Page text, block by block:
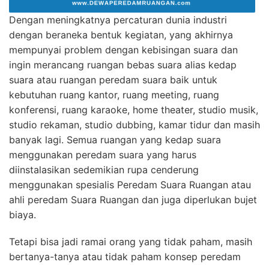
Dengan meningkatnya percaturan dunia industri
dengan beraneka bentuk kegiatan, yang akhirnya
mempunyai problem dengan kebisingan suara dan
ingin merancang ruangan bebas suara alias kedap
suara atau ruangan peredam suara baik untuk
kebutuhan ruang kantor, ruang meeting, ruang
konferensi, ruang karaoke, home theater, studio musik,
studio rekaman, studio dubbing, kamar tidur dan masih
banyak lagi. Semua ruangan yang kedap suara
menggunakan peredam suara yang harus
diinstalasikan sedemikian rupa cenderung
menggunakan spesialis Peredam Suara Ruangan atau
ahli peredam Suara Ruangan dan juga diperlukan bujet
biaya.
Tetapi bisa jadi ramai orang yang tidak paham, masih
bertanya-tanya atau tidak paham konsep peredam